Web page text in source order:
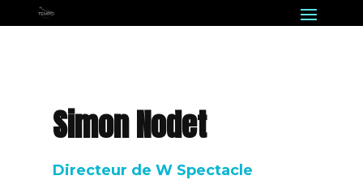
Simon Nodet
Directeur de W Spectacle